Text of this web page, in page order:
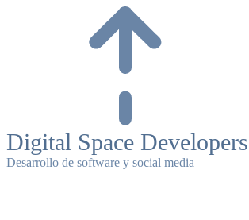
Digital Space Developers
Desarrollo de software y social media